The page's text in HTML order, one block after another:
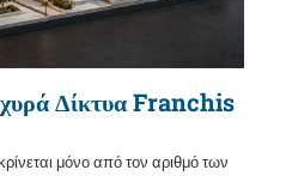
Δίκτυα Franchis
μόνο από τον αριθμό των